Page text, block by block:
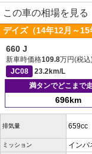
この車の相場を見る
デイズ（14年12月～
660 J
新車時価格109.8万円(税込
JC08
23.2km/L
満タンでどこまで
696km
排気量 659cc
ミッション インパ